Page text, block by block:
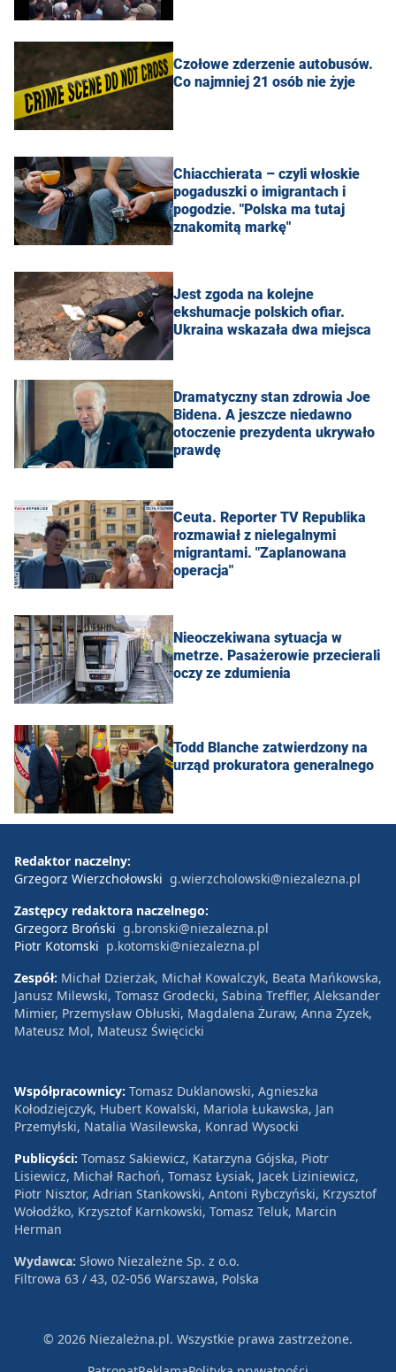
Czołowe zderzenie autobusów.
Co najmniej 21 osób nie żyje
Chiacchierata – czyli włoskie
pogaduszki o imigrantach i
pogodzie. "Polska ma tutaj
znakomitą markę"
Jest zgoda na kolejne
ekshumacje polskich ofiar.
Ukraina wskazała dwa miejsca
Dramatyczny stan zdrowia Joe
Bidena. A jeszcze niedawno
otoczenie prezydenta ukrywało
prawdę
Ceuta. Reporter TV Republika
rozmawiał z nielegalnymi
migrantami. "Zaplanowana
operacja"
Nieoczekiwana sytuacja w
metrze. Pasażerowie przecierali
oczy ze zdumienia
Todd Blanche zatwierdzony na
urząd prokuratora generalnego
Redaktor naczelny:
Grzegorz Wierzchołowski g.wierzcholowski@niezalezna.pl
Zastępcy redaktora naczelnego:
Grzegorz Broński g.bronski@niezalezna.pl
Piotr Kotomski p.kotomski@niezalezna.pl
Zespół: Michał Dzierżak, Michał Kowalczyk, Beata Mańkowska,
Janusz Milewski, Tomasz Grodecki, Sabina Treffler, Aleksander
Mimier, Przemysław Obłuski, Magdalena Żuraw, Anna Zyzek,
Mateusz Mol, Mateusz Święcicki
Współpracownicy: Tomasz Duklanowski, Agnieszka
Kołodziejczyk, Hubert Kowalski, Mariola Łukawska, Jan
Przemyłski, Natalia Wasilewska, Konrad Wysocki
Publicyści: Tomasz Sakiewicz, Katarzyna Gójska, Piotr
Lisiewicz, Michał Rachoń, Tomasz Łysiak, Jacek Liziniewicz,
Piotr Nisztor, Adrian Stankowski, Antoni Rybczyński, Krzysztof
Wołodźko, Krzysztof Karnkowski, Tomasz Teluk, Marcin
Herman
Wydawca: Słowo Niezależne Sp. z o.o.
Filtrowa 63 / 43, 02-056 Warszawa, Polska
© 2026 Niezależna.pl. Wszystkie prawa zastrzeżone.